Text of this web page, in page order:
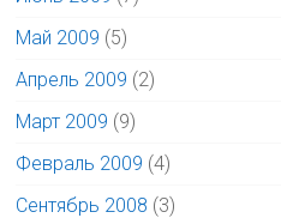
Май 2009 (5)
Апрель 2009 (2)
Март 2009 (9)
Февраль 2009 (4)
Сентябрь 2008 (3)